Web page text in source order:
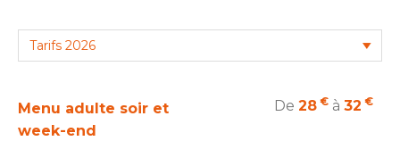
Menu adulte soir et
week-end
De 28 € à 32 €